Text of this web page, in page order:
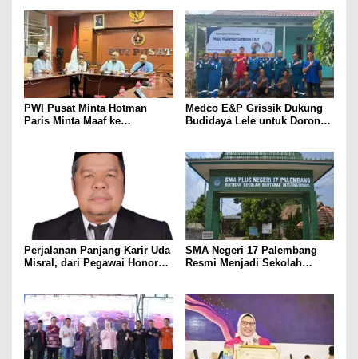
PWI Pusat Minta Hotman
Paris Minta Maaf ke
Medco E&P Grissik Dukung
Budidaya Lele untuk Dorong
Perjalanan Panjang Karir Uda
Misral, dari Pegawai Honorer
Eselon III
SMA Negeri 17 Palembang
Resmi Menjadi Sekolah